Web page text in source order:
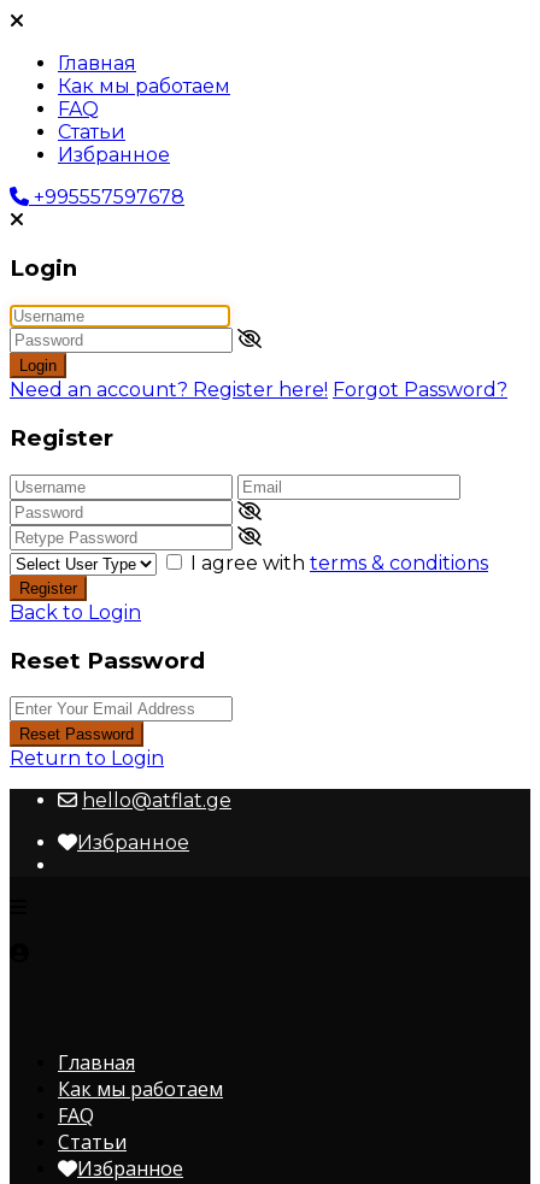
Главная
Как мы работаем
FAQ
Статьи
Избранное
+995557597678
Login
Login
Need an account? Register here! Forgot Password?
Register
I agree with terms & conditions
Register
Back to Login
Reset Password
Reset Password
Return to Login
hello@atflat.ge
Избранное
Главная
Как мы работаем
FAQ
Статьи
Избранное